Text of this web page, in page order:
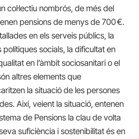
col·lectiu nombrós, de més del
pensions de menys de 700 €.
en els serveis públics, la
socials, la dificultat en
en l’àmbit sociosanitari o el
altres elements que
la situació de les persones
Així, veient la situació, entenen
de Pensions la clau de volta
suficiència i sostenibilitat és en